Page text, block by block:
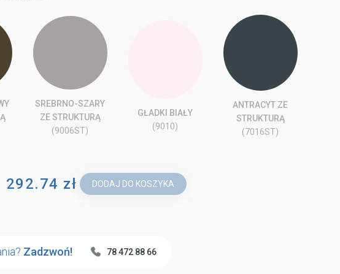
SREBRNO-SZARY
ZE STRUKTURĄ
(9006ST)
GŁADKI BIAŁY
(9010)
ANTRACYT ZE
STRUKTURĄ
(7016ST)
292.74 zł DODAJ DO KOSZYKA
Zadzwoń! 78 472 88 66